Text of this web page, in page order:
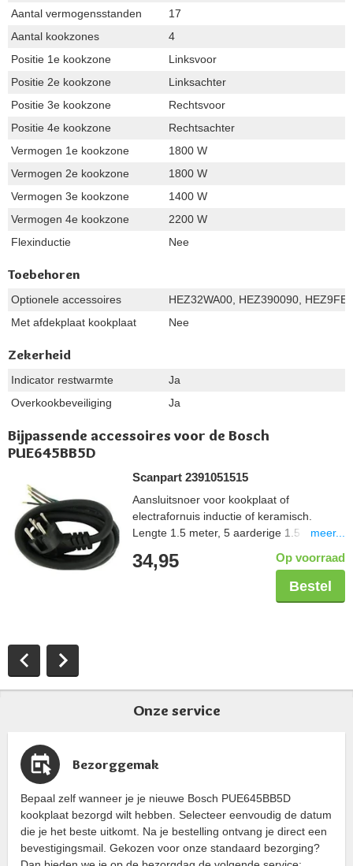
Aantal vermogensstanden
17
Aantal kookzones
4
Positie 1e kookzone
Linksvoor
Positie 2e kookzone
Linksachter
Positie 3e kookzone
Rechtsvoor
Positie 4e kookzone
Rechtsachter
Vermogen 1e kookzone
1800 W
Vermogen 2e kookzone
1800 W
Vermogen 3e kookzone
1400 W
Vermogen 4e kookzone
2200 W
Flexinductie
Nee
Toebehoren
Optionele accessoires
HEZ32WA00, HEZ390090,
Met afdekplaat kookplaat
Nee
Zekerheid
Indicator restwarmte
Ja
Overkookbeveiliging
Ja
Bijpassende accessoires voor de Bosch
PUE645BB5D
Scanpart 2391051515
Aansluitsnoer voor kookplaat of
electrafornuis inductie of keramisch.
Lengte 1.5 meter, 5 aarderige 1.5 mm2,
meer...
34,95 Op voorraad
Bestel
Onze service
Bezorggemak
Bepaal zelf wanneer je je nieuwe Bosch PUE645BB5D
kookplaat bezorgd wilt hebben. Selecteer eenvoudig de datum
die je het beste uitkomt. Na je bestelling ontvang je direct een
bevestigingsmail. Gekozen voor onze standaard bezorging?